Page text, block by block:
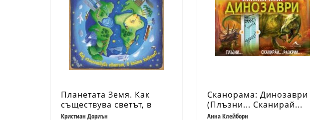
Планетата Земя. Как
съществува светът, в
който живеем?
Кристиан Дориън
Сканорама: Динозаври
(Плъзни... Сканирай...
Разкрий)
Анна Клейборн